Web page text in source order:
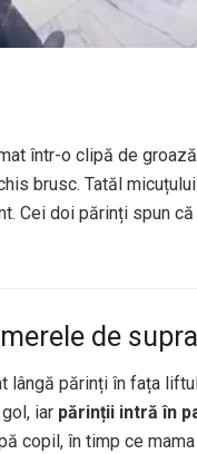
într-o clipă de
brusc. Tatăl
Cei doi părinți spun
de
lângă părinți în fața
iar părinții intră în
copil, în timp ce